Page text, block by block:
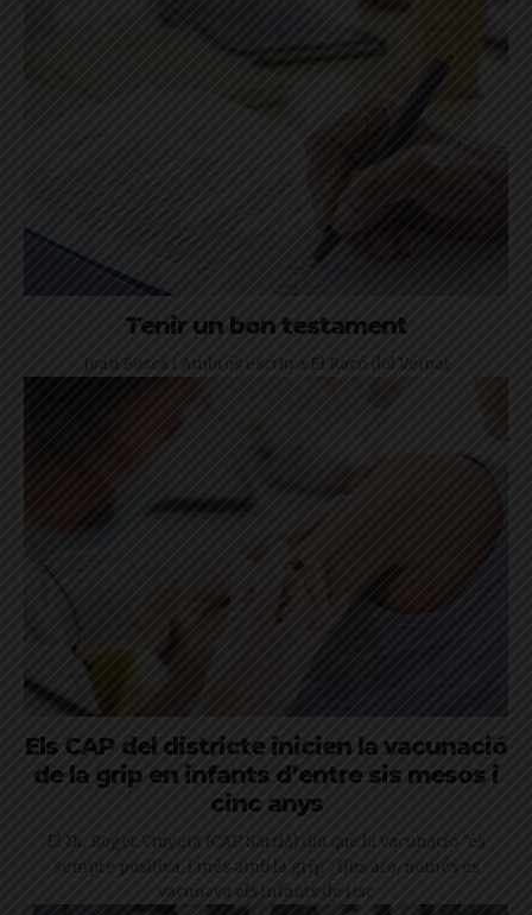
Tenir un bon testament
Joan Buscà i Ambrós escriu a El Racó del Veïnat
Els CAP del districte inicien la vacunació
de la grip en infants d’entre sis mesos i
cinc anys
El Dr. Roger Vinyeta (CAP Sarrià) diu que la vacunació "és
sempre positiva, i més amb la grip"; fins ara, només es
vacunava els infants de risc